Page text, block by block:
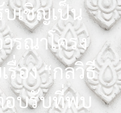
เชิญเป็น
รณาโครง
รื่อง “กลวิธี
อบรับที่พบ